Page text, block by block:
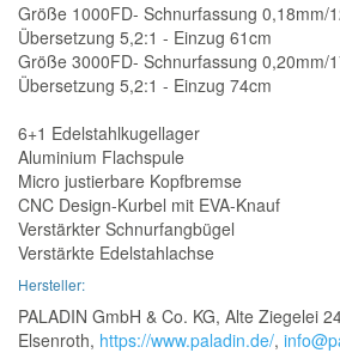
Größe 1000FD- Schnurfassung 0,18mm/
Übersetzung 5,2:1 - Einzug 61cm
Größe 3000FD- Schnurfassung 0,20mm/
Übersetzung 5,2:1 - Einzug 74cm
6+1 Edelstahlkugellager
Aluminium Flachspule
Micro justierbare Kopfbremse
CNC Design-Kurbel mit EVA-Knauf
Verstärkter Schnurfangbügel
Verstärkte Edelstahlachse
Hersteller:
PALADIN GmbH & Co. KG, Alte Ziegelei
Elsenroth, https://www.paladin.de/,